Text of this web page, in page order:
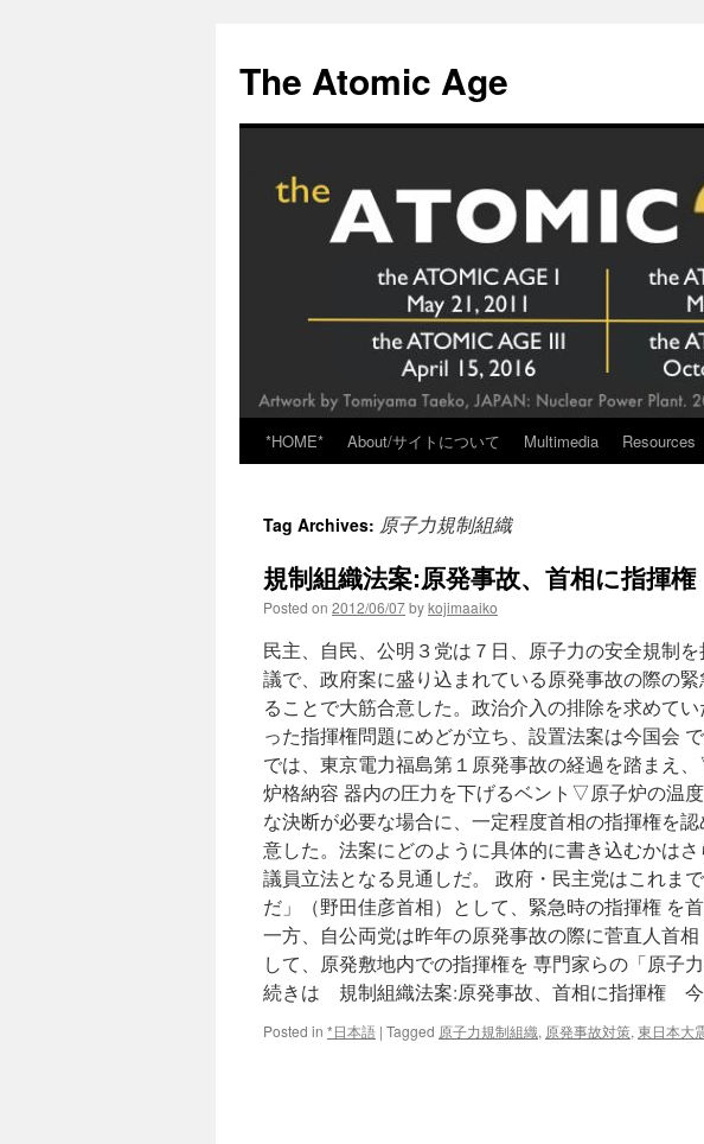
content
The Atomic Age
*HOME* About/サイトについて Multimedia Resources
Tag Archives: 原子力規制組織
規制組織法案:原発事故、首相に指揮
Posted on 2012/06/07bykojimaaiko
民主、自民、公明３党は７日、原子力の安全規制
議で、政府案に盛り込まれている原発事故の際の
ることで大筋合意した。政治介入の排除を求めて
った指揮権問題にめどが立ち、設置法案は今国会
では、東京電力福島第１原発事故の経過を踏まえ
炉格納容 器内の圧力を下げるベント▽原子炉の温
な決断が必要な場合に、一定程度首相の指揮権を
意した。法案にどのように具体的に書き込むかは
議員立法となる見通しだ。 政府・民主党はこれま
だ」（野田佳彦首相）として、緊急時の指揮権 を
一方、自公両党は昨年の原発事故の際に菅直人首
して、原発敷地内での指揮権を 専門家らの「原子
続きは 規制組織法案:原発事故、首相に指揮権
Posted in *日本語 | Tagged 原子力規制組織, 原発事故対策, 東日本大